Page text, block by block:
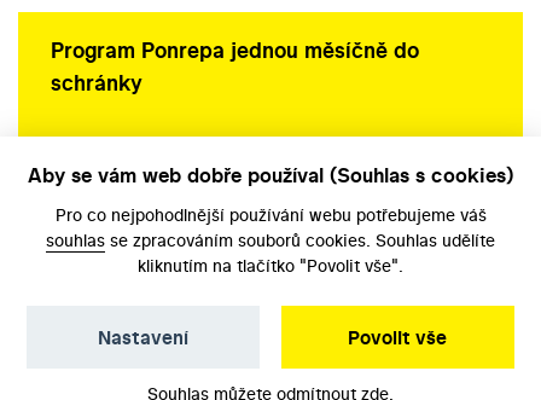
Program Ponrepa jednou měsíčně do
schránky
Aby se vám web dobře používal (Souhlas s cookies)
Pro co nejpohodlnější používání webu potřebujeme váš
souhlas se zpracováním souborů cookies. Souhlas udělíte
kliknutím na tlačítko "Povolit vše".
Povolit vše
Nastavení
Souhlas můžete odmítnout zde